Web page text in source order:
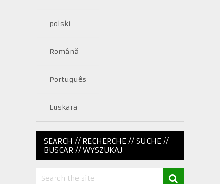
polski
Română
Português
Euskara
SEARCH // RECHERCHE // SUCHE //
BUSCAR // WYSZUKAJ